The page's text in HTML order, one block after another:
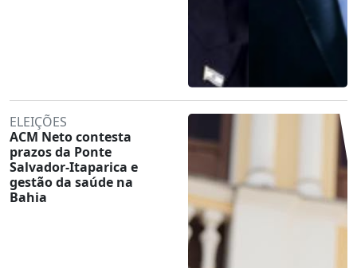
ELEIÇÕES
ACM Neto contesta
prazos da Ponte
Salvador-Itaparica e
gestão da saúde na
Bahia